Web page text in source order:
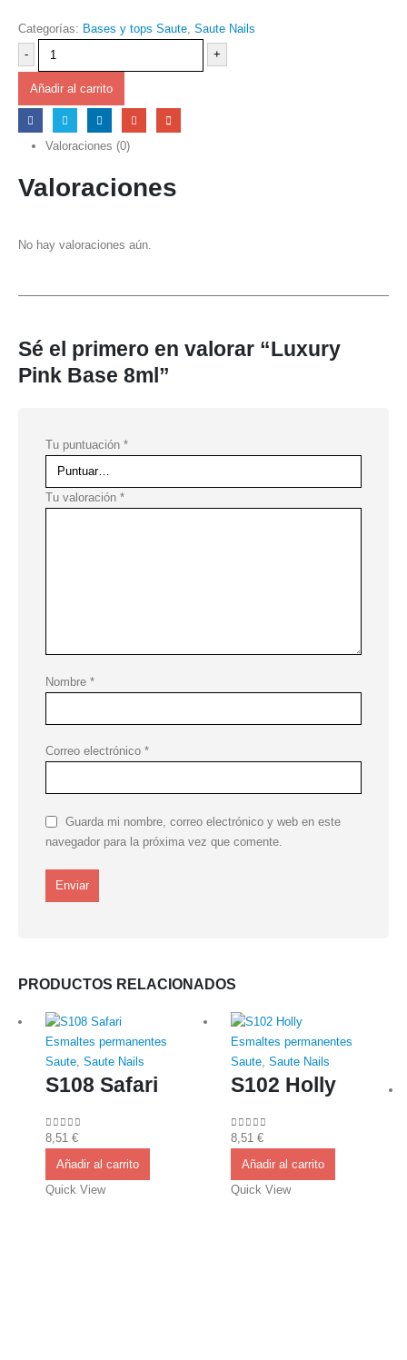
Categorías: Bases y tops Saute Saute Nails
-
+
Añadir al carrito
Valoraciones (0)
Valoraciones
No hay valoraciones aún.
Sé el primero en valorar “Luxury
Pink Base 8ml”
Tu puntuación *
Tu valoración *
Nombre *
Correo electrónico *
Guarda mi nombre, correo electrónico y web en este
navegador para la próxima vez que comente.
PRODUCTOS RELACIONADOS
Esmaltes permanentes
Saute, Saute Nails
S108 Safari
0out of 5
8,51 €
Añadir al carrito
Quick View
Esmaltes permanentes
Saute, Saute Nails
S102 Holly
0out of 5
8,51 €
Añadir al carrito
Quick View